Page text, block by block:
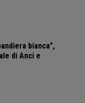
bianca”,
di Anci e